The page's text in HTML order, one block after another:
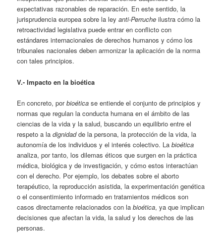
expectativas razonables de reparación. En este sentido, la
jurisprudencia europea sobre la leyanti-Perruche ilustra cómo la
retroactividad legislativa puede entrar en conflicto con
estándares internacionales de derechos humanos y cómo los
tribunales nacionales deben armonizar la aplicación de la norma
con tales principios.
V.- Impacto en la bioética
En concreto, porbioética se entiende el conjunto de principios y
normas que regulan la conducta humana en el ámbito de las
ciencias de la vida y la salud, buscando un equilibrio entre el
respeto a ladignidadde la persona, la protección de la vida, la
autonomía de los individuos y el interés colectivo. Labioética
analiza, por tanto, los dilemas éticos que surgen en la práctica
médica, biológica y de investigación, y cómo estos interactúan
con el derecho. Por ejemplo, los debates sobre el aborto
terapéutico, la reproducción asistida, la experimentación genética
o el consentimiento informado en tratamientos médicos son
casos directamente relacionados con labioética, ya que implican
decisiones que afectan la vida, la salud y los derechos de las
personas.